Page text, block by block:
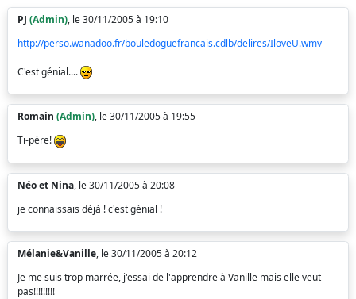
PJ (Admin), le 30/11/2005 à 19:10
http://perso.wanadoo.fr/bouledoguefrancais.cdlb/delires/IloveU.wmv
C'est génial....
Romain (Admin), le 30/11/2005 à 19:55
Ti-père!
Néo et Nina, le 30/11/2005 à 20:08
je connaissais déjà ! c'est génial !
Mélanie&Vanille, le 30/11/2005 à 20:12
Je me suis trop marrée, j'essai de l'apprendre à Vanille mais elle veut
pas!!!!!!!!!